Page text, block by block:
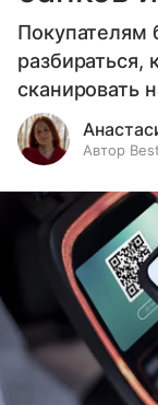
Покупателям
разбираться,
сканировать
Автор